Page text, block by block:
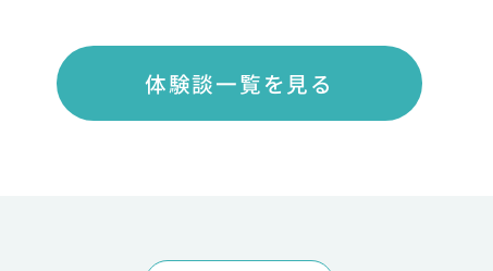
体験談一覧を見る